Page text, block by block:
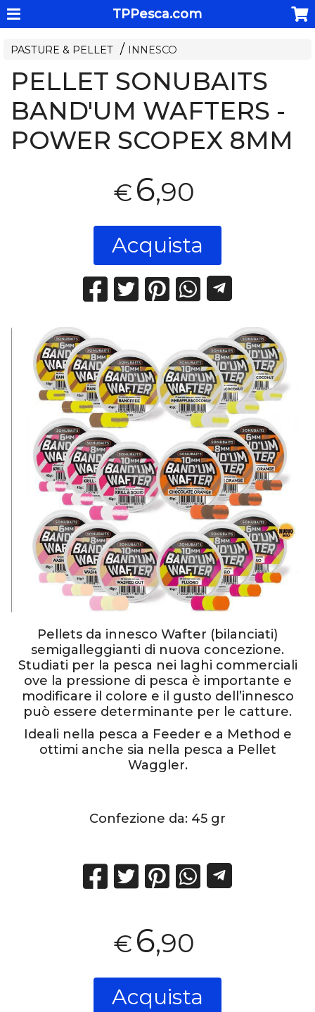
TPPesca.com
PASTURE & PELLET INNESCO
PELLET SONUBAITS
BAND'UM WAFTERS -
POWER SCOPEX 8MM
€6,90
Acquista
Pellets da innesco Wafter (bilanciati)
semigalleggianti di nuova concezione.
Studiati per la pesca nei laghi commerciali
ove la pressione di pesca è importante e
modificare il colore e il gusto dell’innesco
può essere determinante per le catture.
Ideali nella pesca a Feeder e a Method e
ottimi anche sia nella pesca a Pellet
Waggler.
Confezione da: 45 gr
€6,90
Acquista